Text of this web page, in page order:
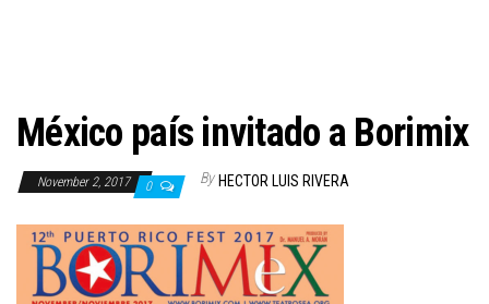
México país invitado a Borimix
November 2, 2017 0 By HECTOR LUIS RIVERA